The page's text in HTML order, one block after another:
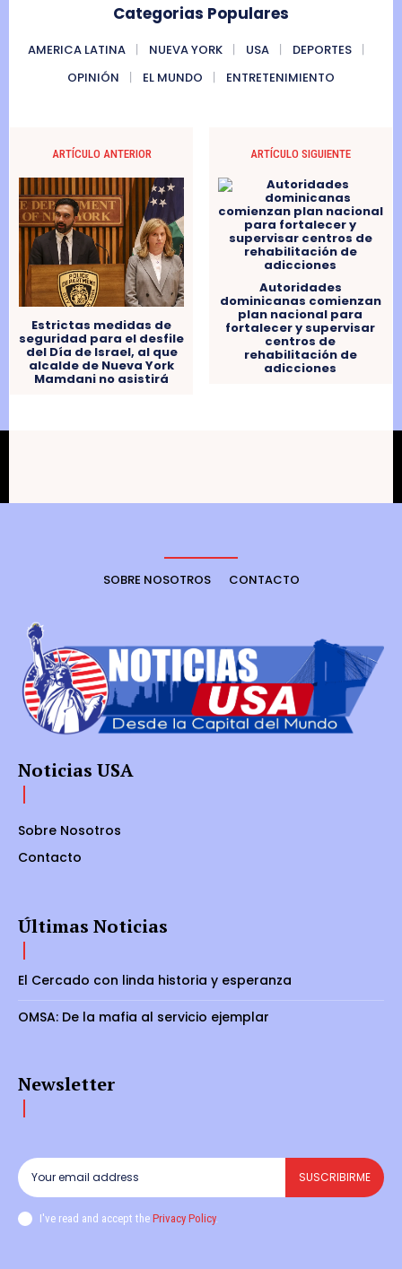
Categorias Populares
AMERICA LATINA NUEVA YORK USA
DEPORTES
OPINIÓN
EL MUNDO ENTRETENIMIENTO
ARTÍCULO ANTERIOR
Estrictas medidas de
seguridad para el desfile
del Día de Israel, al que
alcalde de Nueva York
Mamdani no asistirá
ARTÍCULO SIGUIENTE
Autoridades
dominicanas comienzan
plan nacional para
fortalecer y supervisar
centros de
rehabilitación de
adicciones
SOBRE NOSOTROS CONTACTO
Noticias USA
Sobre Nosotros
Contacto
Últimas Noticias
El Cercado con linda historia y esperanza
OMSA: De la mafia al servicio ejemplar
Newsletter
SUSCRIBIRME
I've read and accept the Privacy Policy.